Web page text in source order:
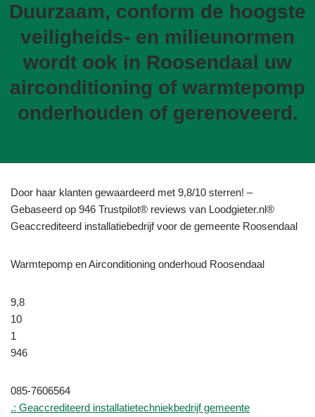
Duurzaam, conform de hoogste
veiligheids- en milieunormen
wordt ook in Roosendaal uw
airconditioning of warmtepomp
onderhouden of gerenoveerd.
Door haar klanten gewaardeerd met 9,8/10 sterren! –
Gebaseerd op 946 Trustpilot® reviews van Loodgieter.nl®
Geaccrediteerd installatiebedrijf voor de gemeente Roosendaal
Warmtepomp en Airconditioning onderhoud Roosendaal
9,8
10
1
946
085-7606564
.: Geaccrediteerd installatietechniekbedrijf gemeente